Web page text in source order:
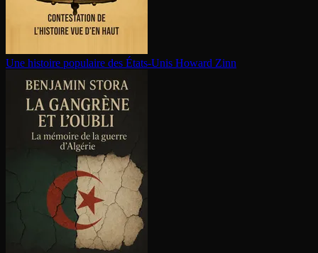
Une histoire populaire des États-Unis Howard Zinn